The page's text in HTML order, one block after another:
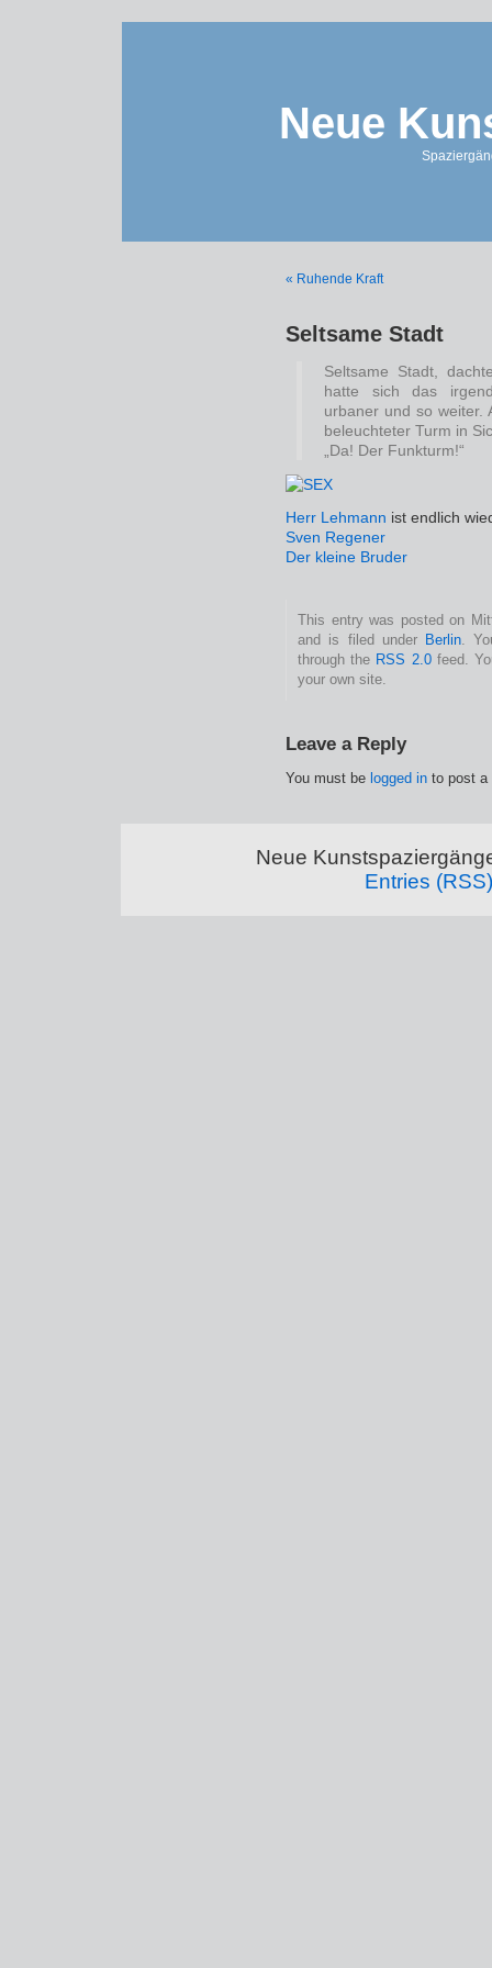
Neue
« Ruhende Kraft
Seltsame Stadt
Seltsame Stadt,
hatte sich das
urbaner und so weiter.
beleuchteter Turm in
„Da! Der Funkturm!“
Herr Lehmann ist endlich
Sven Regener
Der kleine Bruder
This entry was posted on
and is filed under Berlin.
through the RSS 2.0feed.
your own site.
Leave a Reply
You must be logged in to post a
Neue
Entries (RSS)